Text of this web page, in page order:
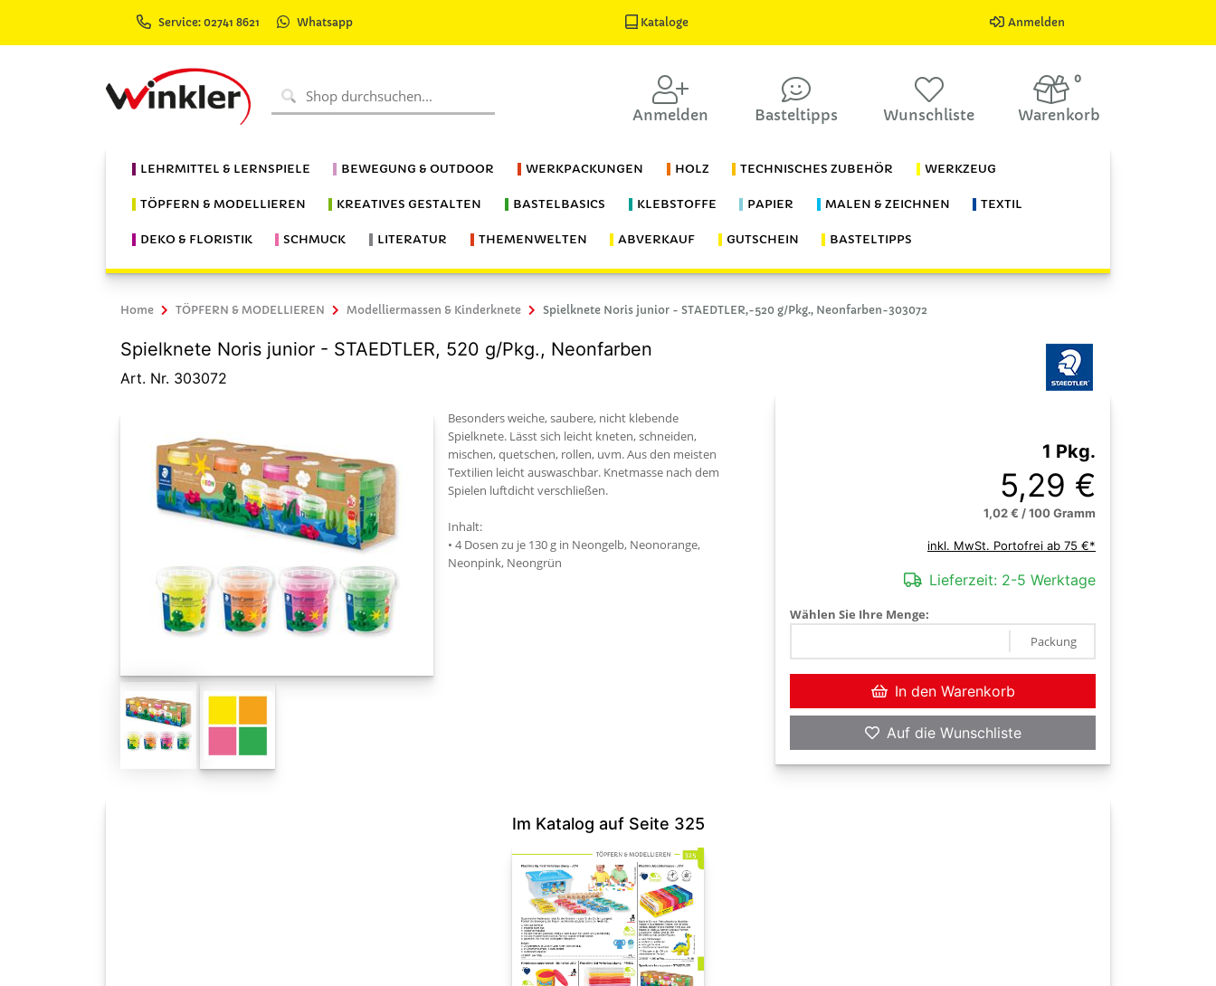
Service: 02741 8621 Whatsapp Kataloge Anmelden
Anmelden Basteltipps Wunschliste
0
Warenkorb
LEHRMITTEL & LERNSPIELE BEWEGUNG & OUTDOOR WERKPACKUNGEN HOLZ TECHNISCHES ZUBEHÖR WERKZEUG
TÖPFERN & MODELLIEREN KREATIVES GESTALTEN BASTELBASICS KLEBSTOFFE PAPIER MALEN & ZEICHNEN TEXTIL
DEKO & FLORISTIK SCHMUCK LITERATUR THEMENWELTEN ABVERKAUF GUTSCHEIN BASTELTIPPS
Home TÖPFERN & MODELLIEREN Modelliermassen & Kinderknete Spielknete Noris junior - STAEDTLER,-520 g/Pkg., Neonfarben-303072
Spielknete Noris junior - STAEDTLER, 520 g/Pkg., Neonfarben
Art. Nr. 303072
Besonders weiche, saubere, nicht klebende
Spielknete. Lässt sich leicht kneten, schneiden,
mischen, quetschen, rollen, uvm. Aus den meisten
Textilien leicht auswaschbar. Knetmasse nach dem
Spielen luftdicht verschließen.
Inhalt:
• 4 Dosen zu je 130 g in Neongelb, Neonorange,
Neonpink, Neongrün
1 Pkg.
5,29 €
1,02 € / 100 Gramm
inkl. MwSt. Portofrei ab 75 €*
Lieferzeit: 2-5 Werktage
Wählen Sie Ihre Menge:
Packung
In den Warenkorb
Auf die Wunschliste
Im Katalog auf Seite 325